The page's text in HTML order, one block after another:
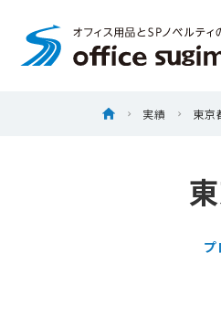
株式会社オフィススギモト
ホーム
実績 東京
プ